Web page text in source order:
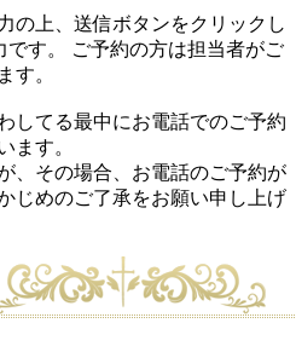
の上、送信ボタンをクリックし
す。 ご予約の方は担当者がご
す。
してる最中にお電話でのご予約
ます。
、その場合、お電話のご予約が
じめのご了承をお願い申し上げ